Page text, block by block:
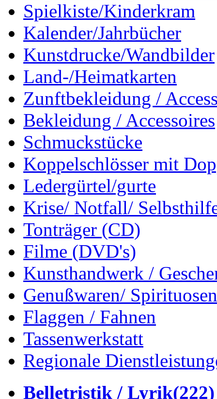
Spielkiste/Kinderkram
Kalender/Jahrbücher
Kunstdrucke/Wandbilder
Land-/Heimatkarten
Zunftbekleidung /
Bekleidung / Accessoires
Schmuckstücke
Koppelschlösser mit
Ledergürtel/gurte
Krise/ Notfall/
Tonträger (CD)
Filme (DVD's)
Kunsthandwerk /
Genußwaren/ Spirituosen
Flaggen / Fahnen
Tassenwerkstatt
Regionale
Belletristik / Lyrik(222)